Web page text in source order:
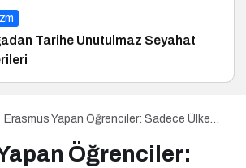
Tarihe Unutulmaz Seyahat
Erasmus Yapan Öğrenciler: Sadece Ülke
Öğrenciler: